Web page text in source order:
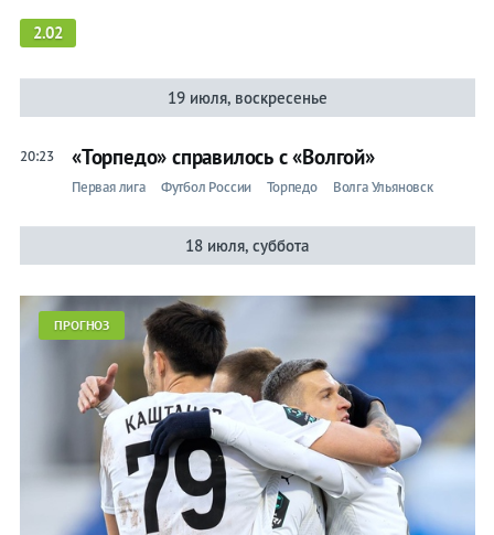
2.02
19 июля, воскресенье
20:23 «Торпедо» справилось с «Волгой»
Первая лига Футбол России Торпедо Волга Ульяновск
18 июля, суббота
ПРОГНОЗ